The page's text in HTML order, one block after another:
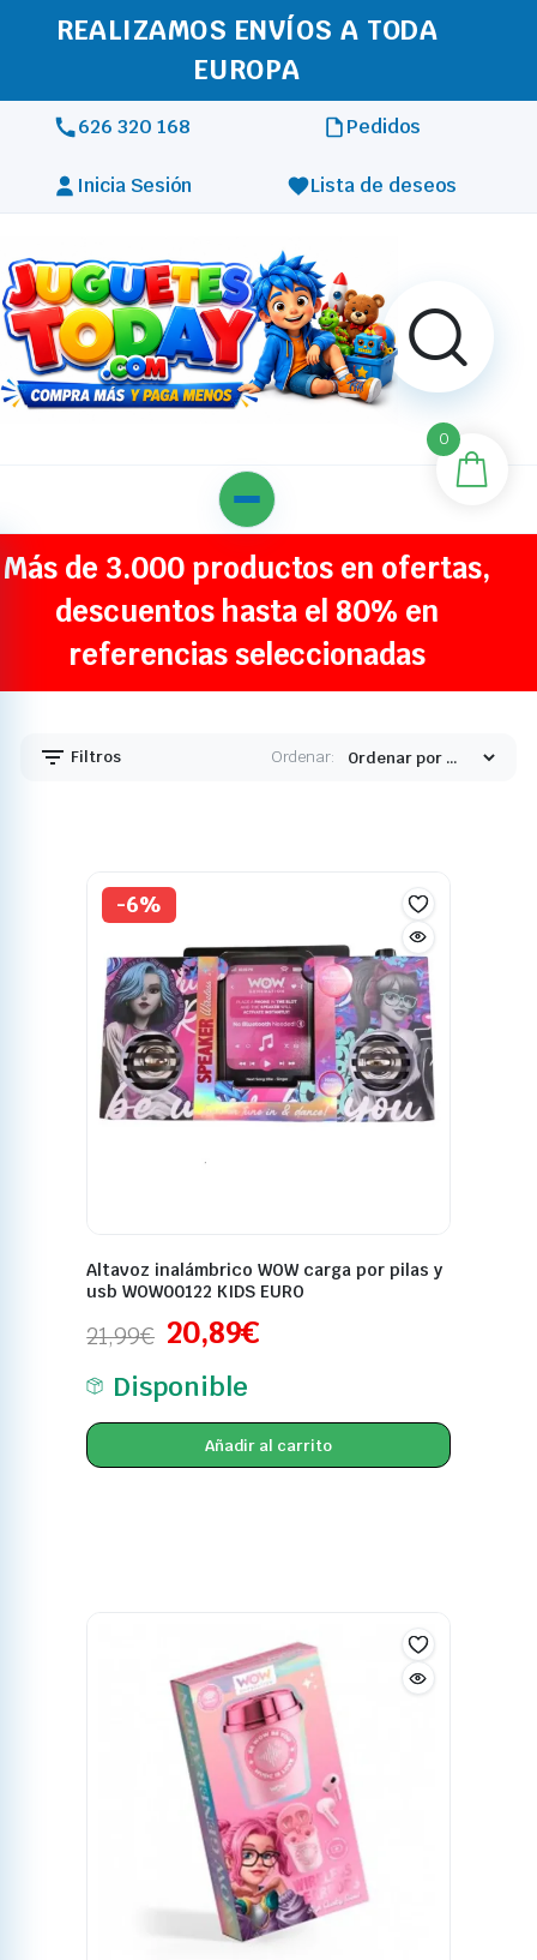
REALIZAMOS ENVÍOS A TODA
EUROPA
626 320 168 Pedidos
Inicia Sesión Lista de deseos
Más de 3.000 productos en ofertas,
descuentos hasta el 80% en
referencias seleccionadas
Filtros Ordenar:
-6%
Altavoz inalámbrico WOW carga por pilas y
usb WOW00122 KIDS EURO
21,99€ 20,89€
Disponible
Añadir al carrito
0